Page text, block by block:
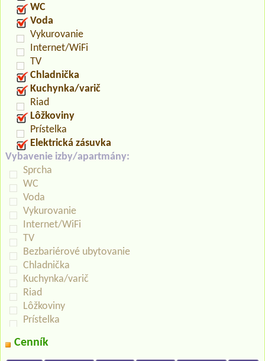
WC
Voda
Vykurovanie
Internet/WiFi
TV
Chladnička
Kuchynka/varič
Riad
Lôžkoviny
Prístelka
Elektrická zásuvka
Vybavenie izby/apartmány:
Sprcha
WC
Voda
Vykurovanie
Internet/WiFi
TV
Bezbariérové ubytovanie
Chladnička
Kuchynka/varič
Riad
Lôžkoviny
Prístelka
Cenník